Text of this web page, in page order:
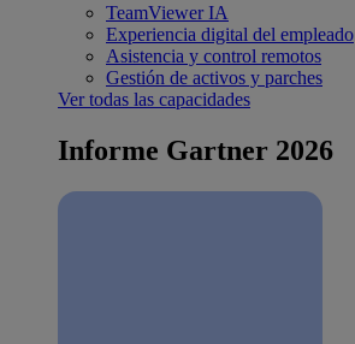
TeamViewer IA
Experiencia digital del empleado
Asistencia y control remotos
Gestión de activos y parches
Ver todas las capacidades
Informe Gartner 2026